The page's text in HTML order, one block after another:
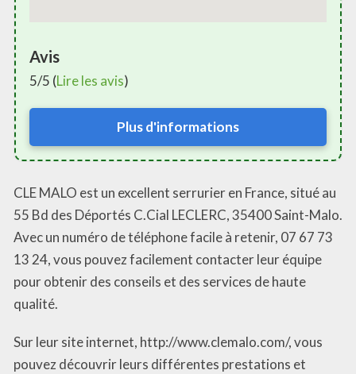
Avis
5/5 (Lire les avis)
Plus d'informations
CLE MALO est un excellent serrurier en France, situé au
55 Bd des Déportés C.Cial LECLERC, 35400 Saint-Malo.
Avec un numéro de téléphone facile à retenir, 07 67 73
13 24, vous pouvez facilement contacter leur équipe
pour obtenir des conseils et des services de haute
qualité.
Sur leur site internet, http://www.clemalo.com/, vous
pouvez découvrir leurs différentes prestations et